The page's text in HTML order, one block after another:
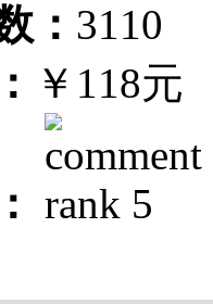
： 3110
￥118元